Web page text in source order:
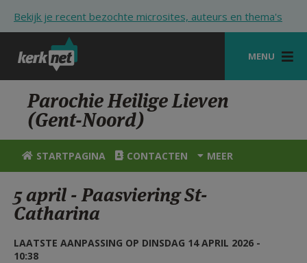
Bekijk je recent bezochte microsites, auteurs en thema's
MENU
STARTPAGINA
KERK
VIERINGEN
ZOEKEN
HULP
Parochie Heilige Lieven
(Gent-Noord)
STARTPAGINA CONTACTEN MEER
5 april - Paasviering St-
Catharina
LAATSTE AANPASSING OP DINSDAG 14 APRIL 2026 -
10:38